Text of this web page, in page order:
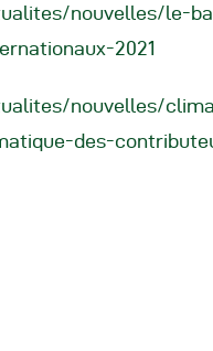
nouvelles/le-
2021
nouvelles/
des-